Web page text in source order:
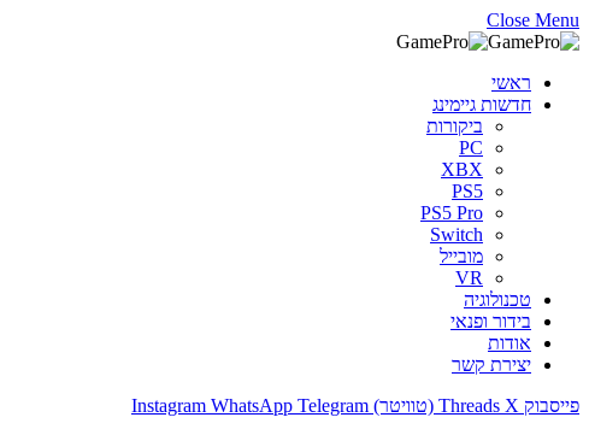
Close Menu
ראשי
חדשות גיימינג
ביקורות
PC
XBX
PS5
PS5 Pro
Switch
מובייל
VR
טכנולוגיה
בידור ופנאי
אודות
יצירת קשר
פייסבוק
Threads X (טוויטר) Instagram WhatsApp Telegram